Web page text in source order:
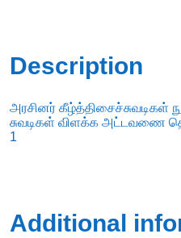
quantity
Description
அரசினர் கீழ்த்திசைச்சுவடிகள்
சுவடிகள் விளக்க அட்டவணை
1
Additional